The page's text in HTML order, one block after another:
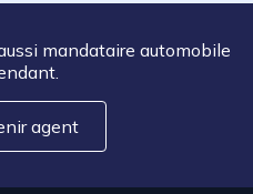
mandataire automobile
agent